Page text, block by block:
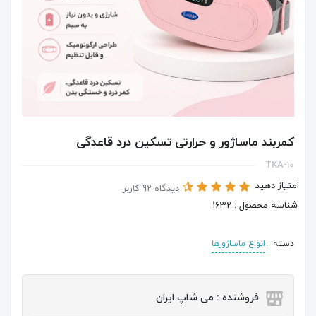
کمربند ماساژور و حرارتی تسکین درد قاعدگی
TKA-10
امتیاز دهید
دیدگاه 92 کاربر
شناسه محصول : 1632
دسته : انواع ماساژورها
فروشنده : می شاپ ایران